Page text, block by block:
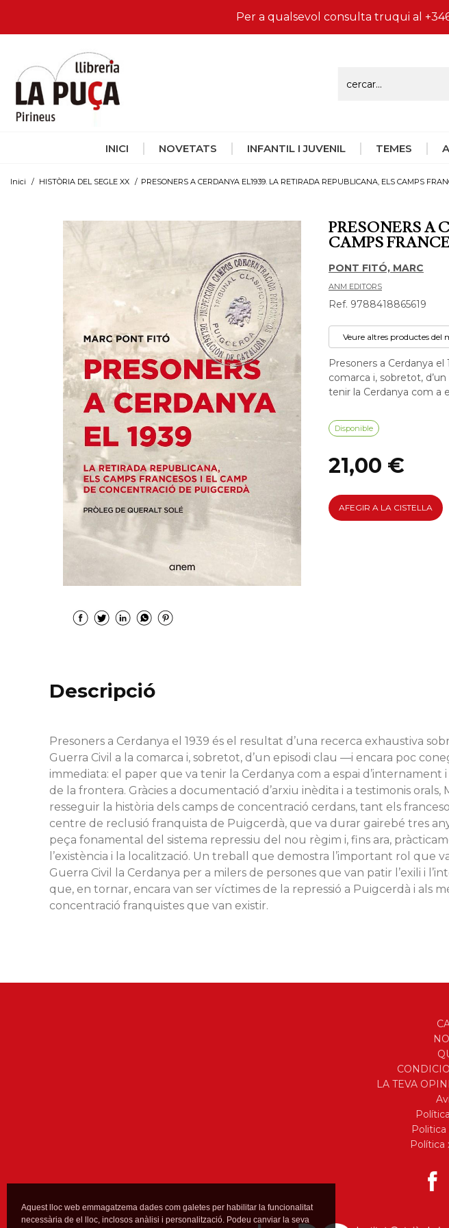
Per a qualsevol consulta truqui al
INICI NOVETATS INFANTIL I JUVENIL TEMES
Inici / HISTÒRIA DEL SEGLE XX / PRESONERS A CERDANYA EL1939. LA RETIRADA REPUBLICANA, ELS CAMPS
PRESONERS A
CAMPS
PONT FITÓ, MARC
ANM EDITORS
Ref. 9788418865619
Veure altres productes del
Presoners a Cerdanya el
comarca i, sobretot,
tenir la Cerdanya com a
Disponible
21,00 €
AFEGIR A LA CISTELLA
Descripció
Presoners a Cerdanya el 1939 és el resultat d’una recerca exhaustiva
Guerra Civil a la comarca i, sobretot, d’un episodi clau —i encara poc
immediata: el paper que va tenir la Cerdanya com a espai d’internament
de la frontera. Gràcies a documentació d’arxiu inèdita i a testimonis
resseguir la història dels camps de concentració cerdans, tant els
centre de reclusió franquista de Puigcerdà, que va durar gairebé tres
peça fonamental del sistema repressiu del nou règim i, fins ara,
l’existència i la localització. Un treball que demostra l’important rol que
Guerra Civil la Cerdanya per a milers de persones que van patir l’exili i
que, en tornar, encara van ser víctimes de la repressió a Puigcerdà i als
concentració franquistes que van existir.
LA TEVA
Política
Aquest lloc web emmagatzema dades com galetes per habilitar la funcionalitat
necessària de el lloc, inclosos anàlisi i personalització. Podeu canviar la seva